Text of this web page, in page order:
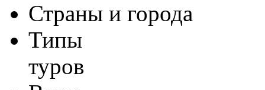
Страны и города
Типы
туров